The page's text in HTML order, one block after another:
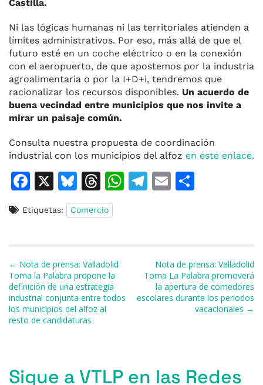
Castilla.
Ni las lógicas humanas ni las territoriales atienden a
límites administrativos. Por eso, más allá de que el
futuro esté en un coche eléctrico o en la conexión
con el aeropuerto, de que apostemos por la industria
agroalimentaria o por la I+D+i, tendremos que
racionalizar los recursos disponibles. Un acuerdo de
buena vecindad entre municipios que nos invite a
mirar un paisaje común.
Consulta nuestra propuesta de coordinación
industrial con los municipios del alfoz en este enlace.
F
c
b
o
o
k
X
Bl
u
e
k
y
T
h
re
d
s
W
p
T
a
m
E
ti
r
Etiquetas: Comercio
Navegación de entradas
← Nota de prensa: Valladolid
Toma la Palabra propone la
definición de una estrategia
industrial conjunta entre todos
los municipios del alfoz al
resto de candidaturas
Nota de prensa: Valladolid
Toma La Palabra promoverá
la apertura de comedores
escolares durante los periodos
vacacionales →
Sigue a VTLP en las Redes